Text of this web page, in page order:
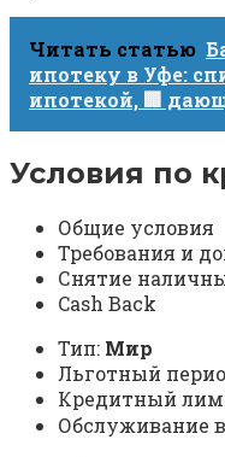
Читать статью
ипотеку в Уфе:
ипотекой, 🏢
Условия по
Общие условия
Требования и
Снятие
Cash Back
Тип: Мир
Льготный
Кредитный
Обслуживание